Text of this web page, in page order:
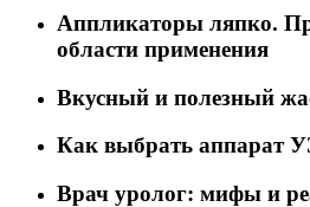
Аппликаторы ляпко.
области применения
Вкусный и полезный
Как выбрать аппарат
Врач уролог: мифы и